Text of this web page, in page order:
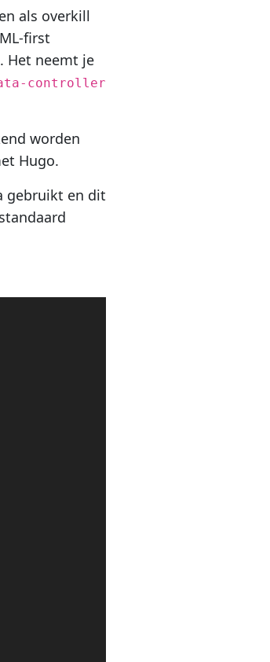
als overkill
first
Het neemt je
controller
worden
Hugo.
gebruikt en dit